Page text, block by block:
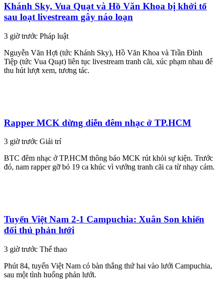
Khánh Sky, Vua Quạt và Hồ Văn Khoa bị khởi tố
sau loạt livestream gây náo loạn
3 giờ trước Pháp luật
Nguyễn Văn Hợi (tức Khánh Sky), Hồ Văn Khoa và Trần Đình
Tiệp (tức Vua Quạt) liên tục livestream tranh cãi, xúc phạm nhau để
thu hút lượt xem, tương tác.
Rapper MCK dừng diễn đêm nhạc ở TP.HCM
3 giờ trước Giải trí
BTC đêm nhạc ở TP.HCM thông báo MCK rút khỏi sự kiện. Trước
đó, nam rapper gỡ bỏ 19 ca khúc vì vướng tranh cãi ca từ nhạy cảm.
Tuyển Việt Nam 2-1 Campuchia: Xuân Son khiến
đối thủ phản lưới
3 giờ trước Thể thao
Phút 84, tuyển Việt Nam có bàn thắng thứ hai vào lưới Campuchia,
sau một tình huống phản lưới.